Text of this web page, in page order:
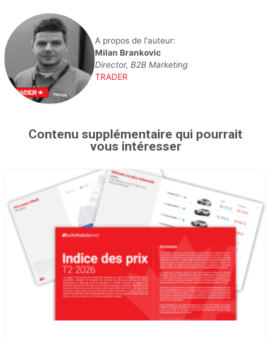
A propos de l'auteur:
Milan Brankovic
Director, B2B Marketing
TRADER
Contenu supplémentaire qui pourrait
vous intéresser